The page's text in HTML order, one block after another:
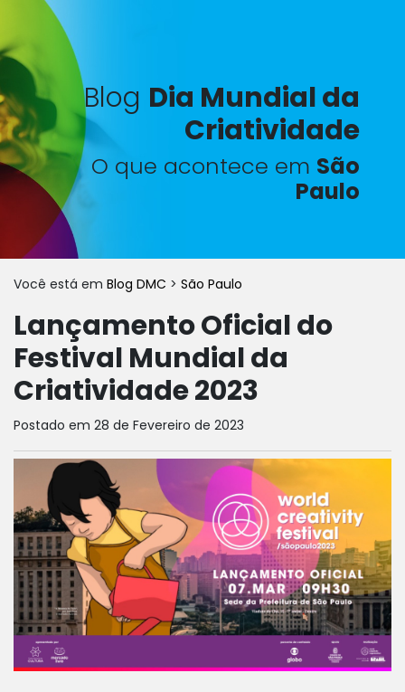
Blog Dia Mundial da
Criatividade
O que acontece em São
Paulo
Você está em Blog DMC > São Paulo
Lançamento Oficial do
Festival Mundial da
Criatividade 2023
Postado em 28 de Fevereiro de 2023